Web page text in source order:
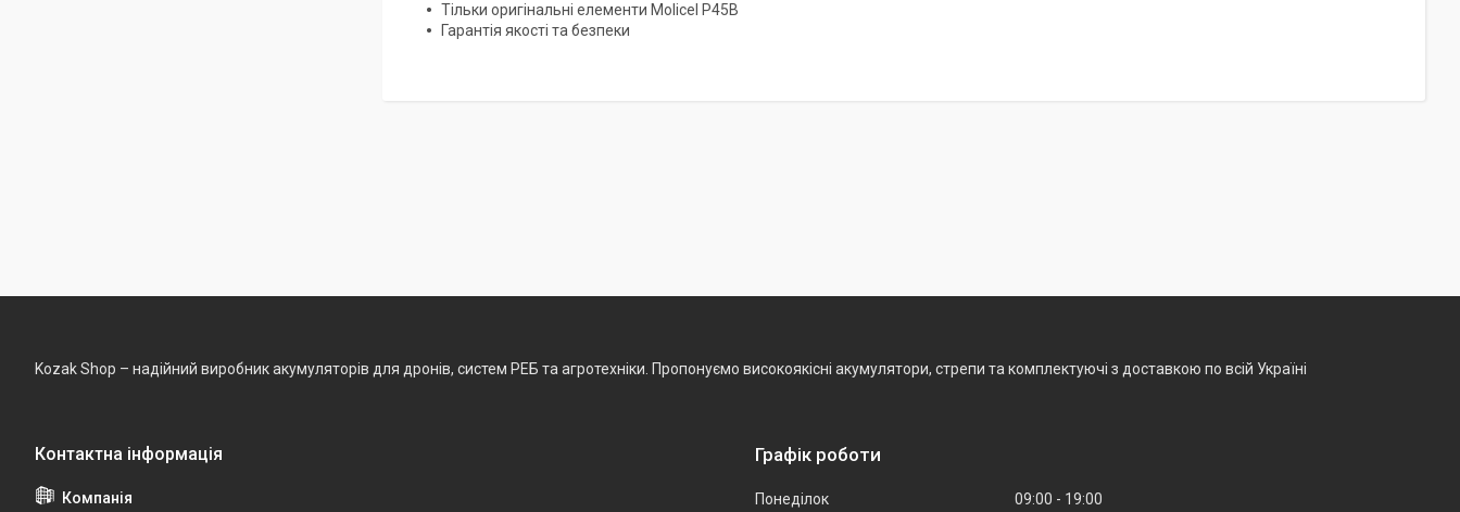
Тільки оригінальні елементи Molicel P45B
Гарантія якості та безпеки
Kozak Shop – надійний виробник акумуляторів для дронів, систем РЕБ та агротехніки. Пропонуємо високоякісні акумулятори, стрепи та комплектуючі з доставкою по всій Україні
Графік роботи
Понеділок 09:00
19:00